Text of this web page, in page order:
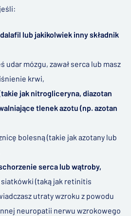
lub jakikolwiek inny składnik
udar mózgu, zawał serca lub masz
krwi,
jak nitrogliceryna, diazotan
tlenek azotu (np. azotan
bolesną (takie jak azotany lub
serca lub wątroby,
(taką jak retinitis
utraty wzroku z powodu
neuropatii nerwu wzrokowego